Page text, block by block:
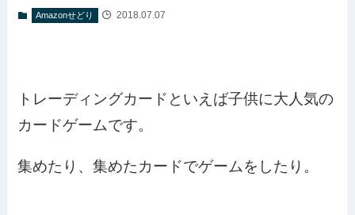
Amazonせどり 2018.07.07
トレーディングカードといえば子供に大人気の
カードゲームです。
集めたり、集めたカードでゲームをしたり。